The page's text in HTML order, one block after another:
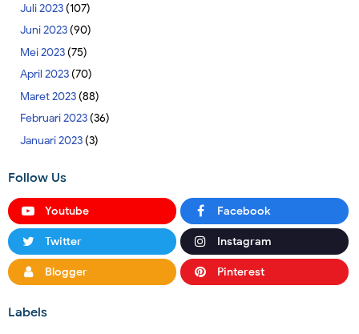
Juli 2023(107)
Juni 2023(90)
Mei 2023(75)
April 2023(70)
Maret 2023(88)
Februari 2023(36)
Januari 2023(3)
Follow Us
Youtube Facebook
Twitter Instagram
Blogger Pinterest
Labels